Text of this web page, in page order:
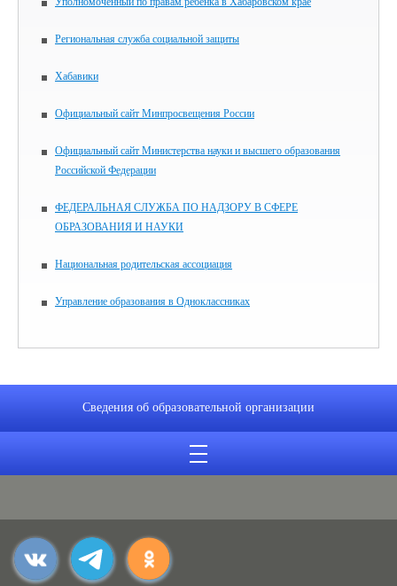
Совета.
Региональная служба социальной защиты
Хабавики
Официальный сайт Минпросвещения России
Официальный сайт Министерства науки и высшего образования
Российской Федерации
ФЕДЕРАЛЬНАЯ СЛУЖБА ПО НАДЗОРУ В СФЕРЕ
ОБРАЗОВАНИЯ И НАУКИ
Национальная родительская ассоциация
Управление образования в Одноклассниках
Сведения об образовательной организации